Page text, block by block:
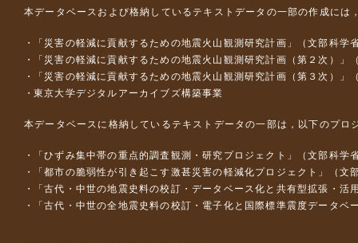
本データベースおよび格納しているテキストデータの一部の作成には
「災害の軽減に貢献するための地震火山観測研究計画」（文部科学
「災害の軽減に貢献するための地震火山観測研究計画（第２次）」
「災害の軽減に貢献するための地震火山観測研究計画（第３次）」
東京大学デジタルアーカイブズ構築事業
本データベースに格納しているテキストデータの一部は，以下のプロ
「ひずみ集中帯の重点的調査観測・研究プロジェクト」（文部科
「都市の脆弱性が引き起こす激甚災害の軽減化プロジェクト」（
「古代・中世の地震史料の校訂・データベース化と共有型拡張・
「古代・中世の全地震史料の校訂・電子化と国際標準震度データ